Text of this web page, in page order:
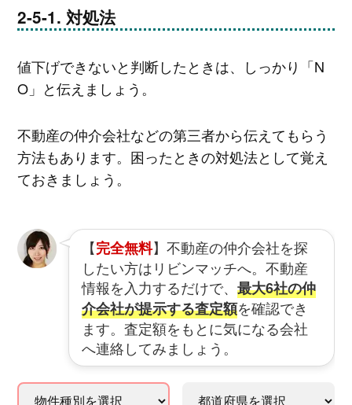
対処法
値下げできないと判断したときは、しっかり「N
O」と伝えましょう。
不動産の仲介会社などの第三者から伝えてもらう
方法もあります。困ったときの対処法として覚え
ておきましょう。
【完全無料】不動産の仲介会社を探
したい方はリビンマッチへ。不動産
情報を入力するだけで、 最大6社の仲
介会社が提示する査定額を確認でき
ます。査定額をもとに気になる会社
へ連絡してみましょう。